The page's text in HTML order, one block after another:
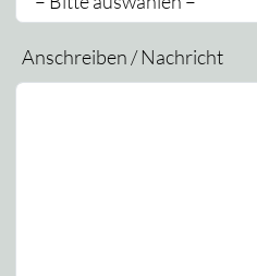
Anschreiben / Nachricht